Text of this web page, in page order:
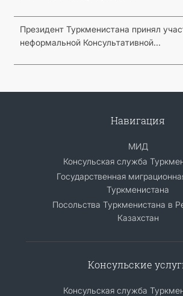
Президент Туркменистана принял
неформальной Консультативной...
Навигация
МИД
Консульская служба
Государственная
Туркменистана
Посольства Туркменистана в
Казахстан
Консульские
Консульская служба